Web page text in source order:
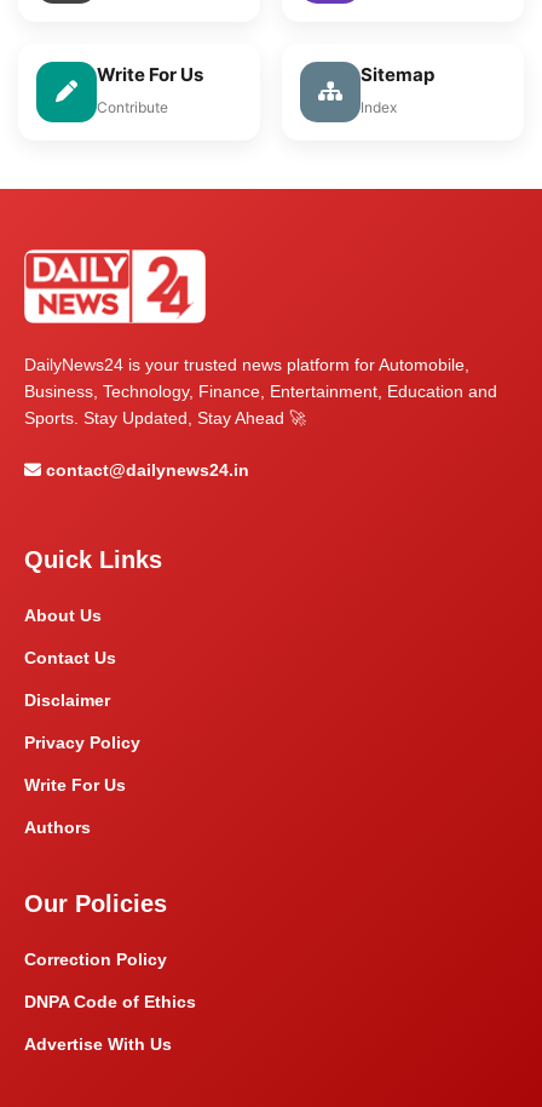
Write For Us
Contribute
Sitemap
Index
DailyNews24 is your trusted news platform for Automobile,
Business, Technology, Finance, Entertainment, Education and
Sports. Stay Updated, Stay Ahead 🚀
contact@dailynews24.in
Quick Links
About Us
Contact Us
Disclaimer
Privacy Policy
Write For Us
Authors
Our Policies
Correction Policy
DNPA Code of Ethics
Advertise With Us